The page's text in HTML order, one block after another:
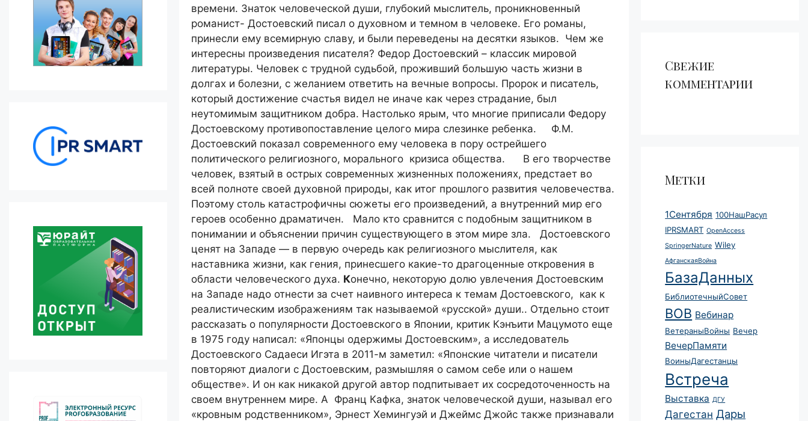
времени. Знаток человеческой души, глубокий мыслитель, проникновенный
романист- Достоевский писал о духовном и темном в человеке. Его романы,
принесли ему всемирную славу, и были переведены на десятки языков. Чем же
интересны произведения писателя? Федор Достоевский – классик мировой
литературы. Человек с трудной судьбой, проживший большую часть жизни в
долгах и болезни, с желанием ответить на вечные вопросы. Пророк и писатель,
который достижение счастья видел не иначе как через страдание, был
неутомимым защитником добра. Настолько ярым, что многие приписали Федору
Достоевскому противопоставление целого мира слезинке ребенка. Ф.М.
Достоевский показал современного ему человека в пору острейшего
политического религиозного, морального кризиса общества. В его творчестве
человек, взятый в острых современных жизненных положениях, предстает во
всей полноте своей духовной природы, как итог прошлого развития человечества.
Поэтому столь катастрофичны сюжеты его произведений, а внутренний мир его
героев особенно драматичен. Мало кто сравнится с подобным защитником в
понимании и объяснении причин существующего в этом мире зла. Достоевского
ценят на Западе — в первую очередь как религиозного мыслителя, как
наставника жизни, как гения, принесшего какие-то драгоценные откровения в
области человеческого духа. Конечно, некоторую долю увлечения Достоевским
на Западе надо отнести за счет наивного интереса к темам Достоевского, как к
реалистическим изображениям так называемой «русской» души.. Отдельно стоит
рассказать о популярности Достоевского в Японии, критик Кэнъити Мацумото еще
в 1975 году написал: «Японцы одержимы Достоевским», а исследователь
Достоевского Садаеси Игэта в 2011-м заметил: «Японские читатели и писатели
повторяют диалоги с Достоевским, размышляя о самом себе или о нашем
обществе». И он как никакой другой автор подпитывает их сосредоточенность на
своем внутреннем мире. А Франц Кафка, знаток человеческой души, называл его
«кровным родственником», Эрнест Хемингуэй и Джеймс Джойс также признавали
Свежие
комментарии
Метки
1Сентября 100НашРасул
IPRSMART OpenAccess
SpringerNature Wiley
АфганскаяВойна
БазаДанных
БиблиотечныйСовет
ВОВ Вебинар
ВетераныВойны Вечер
ВечерПамяти
ВоиныДагестанцы
Встреча
Выставка ДГУ
Дагестан Дары